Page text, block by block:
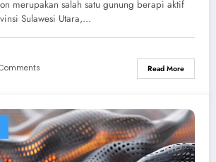
merupakan salah satu gunung berapi aktif
Sulawesi Utara,…
Read More